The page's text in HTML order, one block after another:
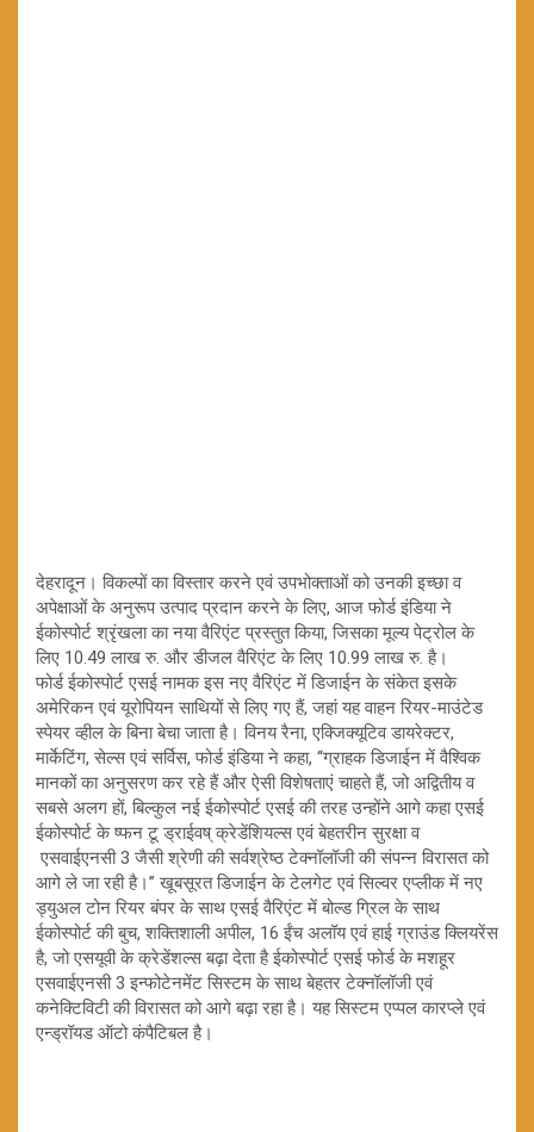
देहरादून। विकल्पों का विस्तार करने एवं उपभोक्ताओं को उनकी इच्छा व
अपेक्षाओं के अनुरूप उत्पाद प्रदान करने के लिए, आज फोर्ड इंडिया ने
ईकोस्पोर्ट श्रृंखला का नया वैरिएंट प्रस्तुत किया, जिसका मूल्य पेट्रोल के
लिए 10.49 लाख रु. और डीजल वैरिएंट के लिए 10.99 लाख रु. है।
फोर्ड ईकोस्पोर्ट एसई नामक इस नए वैरिएंट में डिजाईन के संकेत इसके
अमेरिकन एवं यूरोपियन साथियों से लिए गए हैं, जहां यह वाहन रियर-माउंटेड
स्पेयर व्हील के बिना बेचा जाता है। विनय रैना, एक्जिक्यूटिव डायरेक्टर,
मार्केटिंग, सेल्स एवं सर्विस, फोर्ड इंडिया ने कहा, ‘‘ग्राहक डिजाईन में वैश्विक
मानकों का अनुसरण कर रहे हैं और ऐसी विशेषताएं चाहते हैं, जो अद्वितीय व
सबसे अलग हों, बिल्कुल नई ईकोस्पोर्ट एसई की तरह उन्होंने आगे कहा एसई
ईकोस्पोर्ट के ष्फन टू ड्राईवष् क्रेडेंशियल्स एवं बेहतरीन सुरक्षा व
एसवाईएनसी 3 जैसी श्रेणी की सर्वश्रेष्ठ टेक्नॉलॉजी की संपन्न विरासत को
आगे ले जा रही है।’’ खूबसूरत डिजाईन के टेलगेट एवं सिल्वर एप्लीक में नए
ड्युअल टोन रियर बंपर के साथ एसई वैरिएंट में बोल्ड ग्रिल के साथ
ईकोस्पोर्ट की बुच, शक्तिशाली अपील, 16 ईंच अलॉय एवं हाई ग्राउंड क्लियरेंस
है, जो एसयूवी के क्रेडेंशल्स बढ़ा देता है ईकोस्पोर्ट एसई फोर्ड के मशहूर
एसवाईएनसी 3 इन्फोटेनमेंट सिस्टम के साथ बेहतर टेक्नॉलॉजी एवं
कनेक्टिविटी की विरासत को आगे बढ़ा रहा है। यह सिस्टम एप्पल कारप्ले एवं
एन्ड्रॉयड ऑटो कंपैटिबल है।